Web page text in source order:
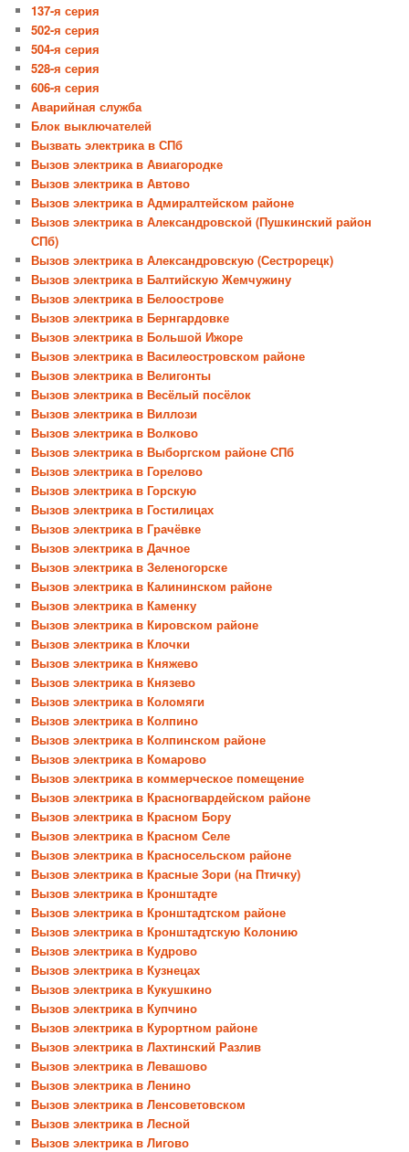
137-я серия
502-я серия
504-я серия
528-я серия
606-я серия
Аварийная служба
Блок выключателей
Вызвать электрика в СПб
Вызов электрика в Авиагородке
Вызов электрика в Автово
Вызов электрика в Адмиралтейском районе
Вызов электрика в Александровской (Пушкинский район
СПб)
Вызов электрика в Александровскую (Сестрорецк)
Вызов электрика в Балтийскую Жемчужину
Вызов электрика в Белоострове
Вызов электрика в Бернгардовке
Вызов электрика в Большой Ижоре
Вызов электрика в Василеостровском районе
Вызов электрика в Велигонты
Вызов электрика в Весёлый посёлок
Вызов электрика в Виллози
Вызов электрика в Волково
Вызов электрика в Выборгском районе СПб
Вызов электрика в Горелово
Вызов электрика в Горскую
Вызов электрика в Гостилицах
Вызов электрика в Грачёвке
Вызов электрика в Дачное
Вызов электрика в Зеленогорске
Вызов электрика в Калининском районе
Вызов электрика в Каменку
Вызов электрика в Кировском районе
Вызов электрика в Клочки
Вызов электрика в Княжево
Вызов электрика в Князево
Вызов электрика в Коломяги
Вызов электрика в Колпино
Вызов электрика в Колпинском районе
Вызов электрика в Комарово
Вызов электрика в коммерческое помещение
Вызов электрика в Красногвардейском районе
Вызов электрика в Красном Бору
Вызов электрика в Красном Селе
Вызов электрика в Красносельском районе
Вызов электрика в Красные Зори (на Птичку)
Вызов электрика в Кронштадте
Вызов электрика в Кронштадтском районе
Вызов электрика в Кронштадтскую Колонию
Вызов электрика в Кудрово
Вызов электрика в Кузнецах
Вызов электрика в Кукушкино
Вызов электрика в Купчино
Вызов электрика в Курортном районе
Вызов электрика в Лахтинский Разлив
Вызов электрика в Левашово
Вызов электрика в Ленино
Вызов электрика в Ленсоветовском
Вызов электрика в Лесной
Вызов электрика в Лигово